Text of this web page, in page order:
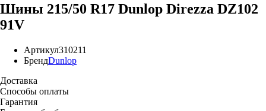
Шины 215/50 R17 Dunlop Direzza DZ102
91V
Артикул310211
БрендDunlop
Доставка
Способы оплаты
Гарантия